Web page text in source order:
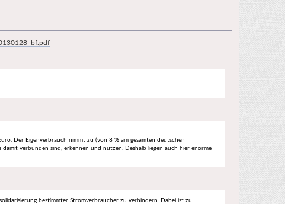
Der Eigenverbrauch nimmt zu (von 8 % am gesamten deutschen
verbunden sind, erkennen und nutzen. Deshalb liegen auch hier enorme
bestimmter Stromverbraucher zu verhindern. Dabei ist zu